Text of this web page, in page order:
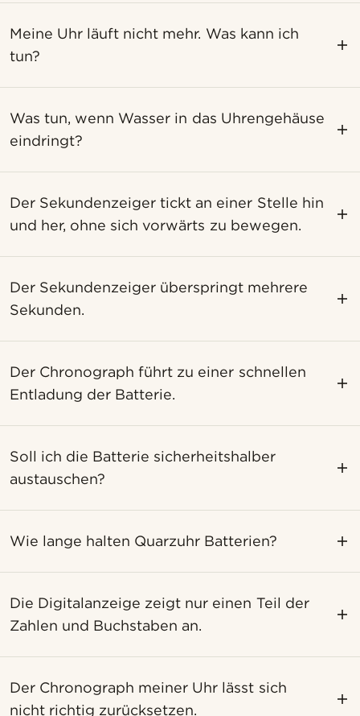
Meine Uhr läuft nicht mehr. Was kann ich
tun?
Was tun, wenn Wasser in das Uhrengehäuse
eindringt?
Der Sekundenzeiger tickt an einer Stelle hin
und her, ohne sich vorwärts zu bewegen.
Der Sekundenzeiger überspringt mehrere
Sekunden.
Der Chronograph führt zu einer schnellen
Entladung der Batterie.
Soll ich die Batterie sicherheitshalber
austauschen?
Wie lange halten Quarzuhr Batterien?
Die Digitalanzeige zeigt nur einen Teil der
Zahlen und Buchstaben an.
Der Chronograph meiner Uhr lässt sich
nicht richtig zurücksetzen.